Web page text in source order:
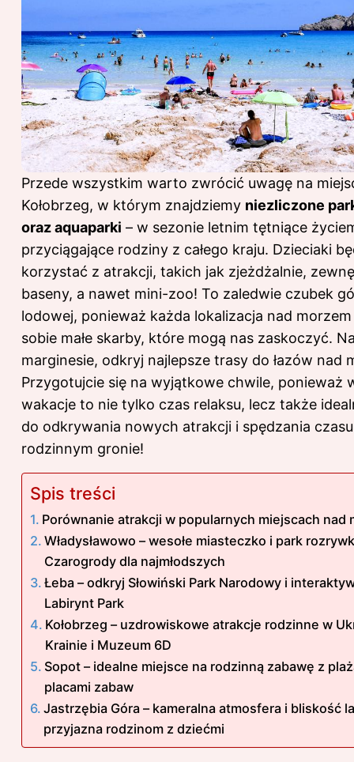
Przede wszystkim warto zwrócić uwagę na
Kołobrzeg, w którym znajdziemy niezliczone
oraz aquaparki – w sezonie letnim tętniące
przyciągające rodziny z całego kraju. Dzieciaki
korzystać z atrakcji, takich jak zjeżdżalnie,
baseny, a nawet mini-zoo! To zaledwie czubek
lodowej, ponieważ każda lokalizacja nad
sobie małe skarby, które mogą nas zaskoczyć.
marginesie, odkryj najlepsze trasy do łazów nad
Przygotujcie się na wyjątkowe chwile, ponieważ
wakacje to nie tylko czas relaksu, lecz także
do odkrywania nowych atrakcji i spędzania
rodzinnym gronie!
Spis treści
Porównanie atrakcji w popularnych miejscach nad
Władysławowo – wesołe miasteczko i park
Czarogrody dla najmłodszych
Łeba – odkryj Słowiński Park Narodowy i
Labirynt Park
Kołobrzeg – uzdrowiskowe atrakcje rodzinne w
Krainie i Muzeum 6D
Sopot – idealne miejsce na rodzinną zabawę z
placami zabaw
Jastrzębia Góra – kameralna atmosfera i bliskość
przyjazna rodzinom z dziećmi